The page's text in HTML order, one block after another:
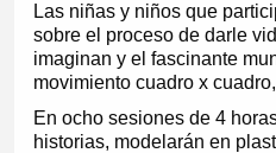
Las niñas y niños que
sobre el proceso de darle
imaginan y el fascinante
movimiento cuadro x
En ocho sesiones de 4
historias, modelarán en